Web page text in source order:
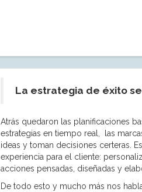
La estrategia de éxito
Atrás quedaron las planificaciones
estrategias en tiempo real, las
ideas y toman decisiones certeras.
experiencia para el cliente:
acciones pensadas, diseñadas y
De todo esto y mucho más nos